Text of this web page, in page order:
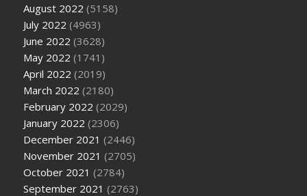
August 2022 (5158)
July 2022 (4963)
June 2022 (3628)
May 2022 (1741)
April 2022 (2019)
March 2022 (2180)
February 2022 (2029)
January 2022 (2306)
December 2021 (2446)
November 2021 (2705)
October 2021 (2784)
September 2021 (2763)